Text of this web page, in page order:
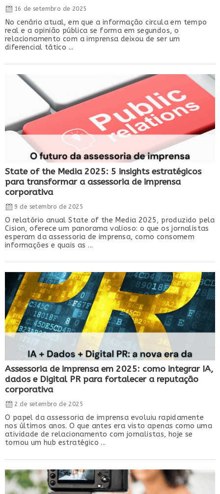
16 de setembro de 2025
No cenário atual, em que a informação circula em tempo
real e a opinião pública se forma em segundos, o
relacionamento com a imprensa deixou de ser um
diferencial tático ...
State of the Media 2025: 5 insights estratégicos
para transformar a assessoria de imprensa
corporativa
9 de setembro de 2025
O relatório anual State of the Media 2025, produzido pela
Cision, oferece um panorama valioso: o que os jornalistas
esperam da assessoria de imprensa, como consomem
informações e quais as ...
Assessoria de imprensa em 2025: como integrar IA,
dados e Digital PR para fortalecer a reputação
corporativa
2 de setembro de 2025
O papel da assessoria de imprensa evoluiu rapidamente
nos últimos anos. O que antes era visto apenas como uma
atividade de relacionamento com jornalistas, hoje se
tornou um hub estratégico ...